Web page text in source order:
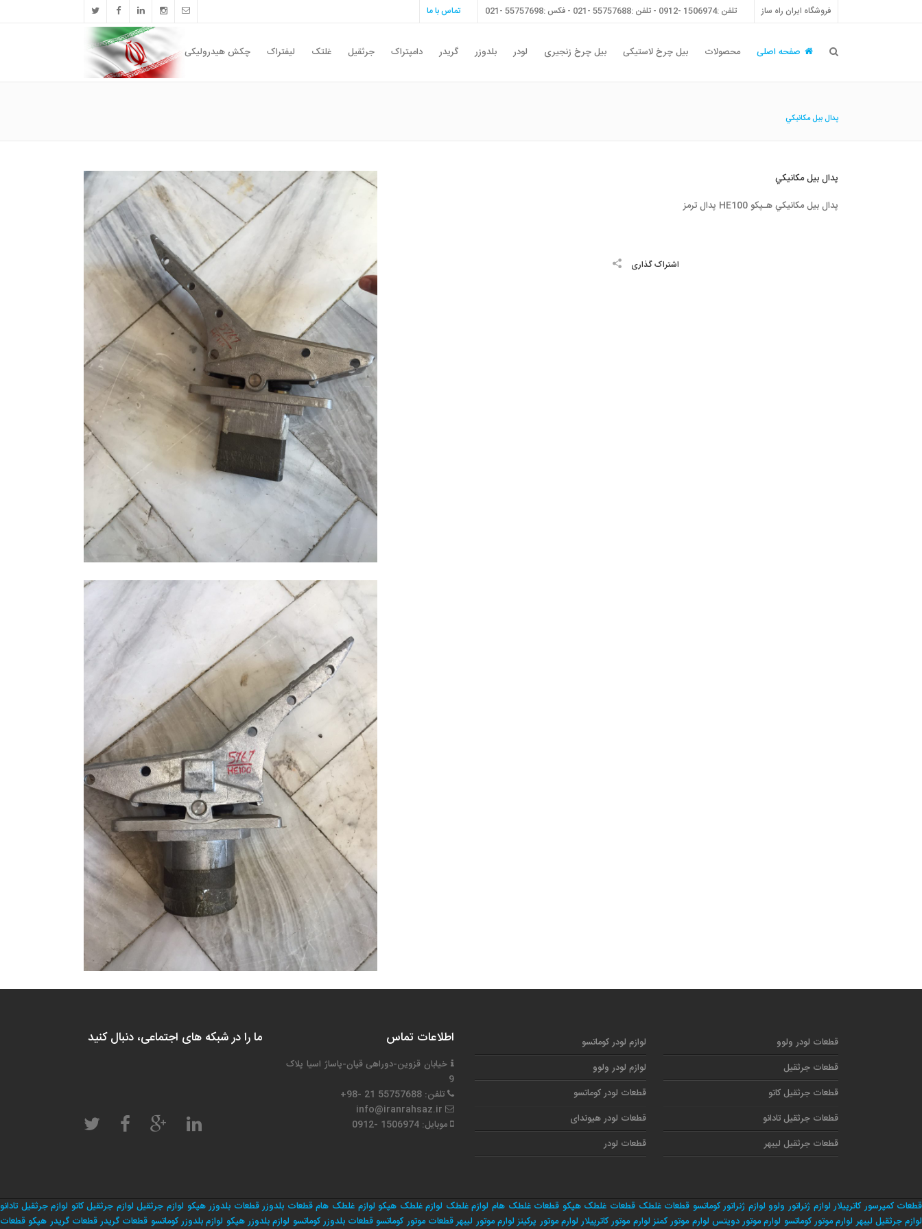
تماس با ما تلفن :1506974 -0912 - تلفن :55757688 -021 - فکس :55757698 -021 فروشگاه ایران راه ساز
چکش هیدرولیکی لیفتراک غلتک جرثقیل دامپتراک گریدر بلدوزر لودر بیل چرخ زنجیری بیل چرخ لاستیکی محصولات صفحه اصلی
پدال بيل مكانيكي
پدال بيل مكانيكي
پدال بيل مكانيكي هـپكو HE100 پدال ترمز
اشتراک گذاری
ما را در شبکه های اجتماعی، دنبال کنید اطلاعات تماس
خیابان قزوین-دوراهی قپان-پاساژ اسیا پلاک
9
تلفن: 55757688 21 -98+
موبایل: 1506974 -0912
لوازم لودر کوماتسو
لوازم لودر ولوو
قطعات لودر کوماتسو
قطعات لودر هیوندای
قطعات لودر
قطعات لودر ولوو
قطعات جرثقیل
قطعات جرثقیل کاتو
قطعات جرثقیل تادانو
قطعات جرثقیل لیبهر
قطعات کمپرسور کاترپیلار لوازم ژنراتور ولوو لوازم ژنراتور کوماتسو قطعات غلطک قطعات غلطک هپکو قطعات غلطک هام لوازم غلطک لوازم غلطک هپکو لوازم غلطک هام قطعات بلدوزر قطعات بلدوزر هپکو لوازم جرثقیل لوازم جرثقیل کاتو لوازم جرثقیل تادانو
لوازم جرثقیل لیبهر لوارم موتور کوماتسو لوارم موتور دویتس لوارم موتور کمنز لوارم موتور کاترپیلار لوارم موتور پرکینز لوارم موتور لیبهرقطعات موتور کوماتسو قطعات بلدوزر کوماتسو لوازم بلدوزر هپکو لوازم بلدوزر کوماتسو قطعات گریدرقطعات گریدر هپکوقطعات